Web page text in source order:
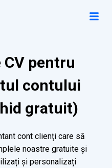
CV pentru
contului
gratuit)
cont clienți care să
noastre gratuite și
și personalizați